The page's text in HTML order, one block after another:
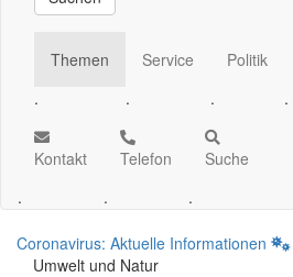
Themen
.
Service
.
Politik
.
.
Kontakt
.
Telefon
.
Suche
.
Coronavirus: Aktuelle Informationen
Umwelt und Natur